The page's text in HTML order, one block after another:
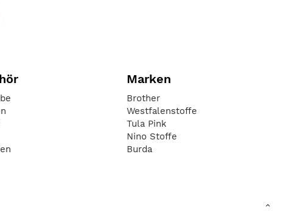
Marken
Brother
Westfalenstoffe
Tula Pink
Nino Stoffe
Burda